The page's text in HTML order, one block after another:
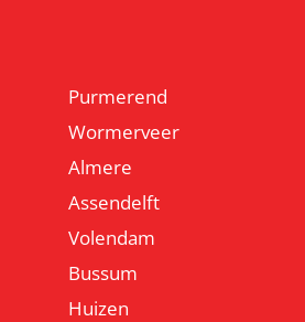
Purmerend
Wormerveer
Almere
Assendelft
Volendam
Bussum
Huizen